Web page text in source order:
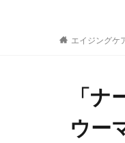
エイジングケ
「
ウー